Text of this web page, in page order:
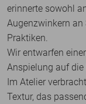
erinnerte sowohl
Augenzwinkern
Praktiken.
Wir entwarfen
Anspielung auf die
Im Atelier
Textur, das